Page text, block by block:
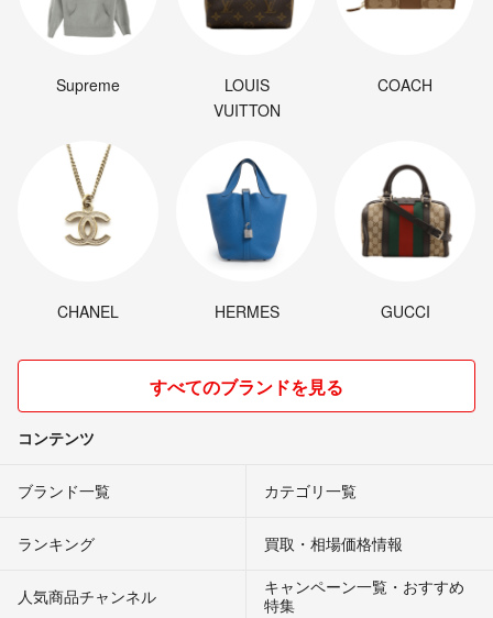
Supreme
LOUIS
VUITTON
COACH
CHANEL HERMES GUCCI
すべてのブランドを見る
コンテンツ
ブランド一覧 カテゴリ一覧
ランキング 買取・相場価格情報
人気商品チャンネル
キャンペーン一覧・おすすめ
特集